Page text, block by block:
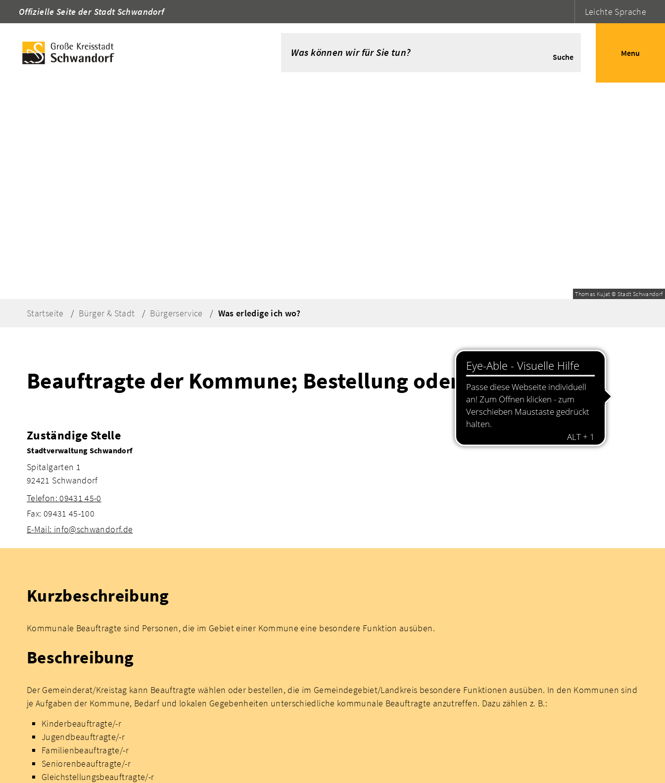
Offizielle Seite der Stadt Schwandorf Leichte Sprache
Suche Menu
Thomas Kujat © Stadt Schwandorf
Startseite Bürger & Stadt Bürgerservice Was erledige ich wo?
Beauftragte der Kommune; Bestellung oder Wahl
Zuständige Stelle
Stadtverwaltung Schwandorf
Spitalgarten 1
92421 Schwandorf
Telefon: 09431 45-0
Fax: 09431 45-100
E-Mail: info@schwandorf.de
Kurzbeschreibung
Kommunale Beauftragte sind Personen, die im Gebiet einer Kommune eine besondere Funktion ausüben.
Beschreibung
Der Gemeinderat/Kreistag kann Beauftragte wählen oder bestellen, die im Gemeindegebiet/Landkreis besondere Funktionen ausüben. In den Kommunen sind
je Aufgaben der Kommune, Bedarf und lokalen Gegebenheiten unterschiedliche kommunale Beauftragte anzutreffen. Dazu zählen z. B.:
Kinderbeauftragte/-r
Jugendbeauftragte/-r
Familienbeauftragte/-r
Seniorenbeauftragte/-r
Gleichstellungsbeauftragte/-r